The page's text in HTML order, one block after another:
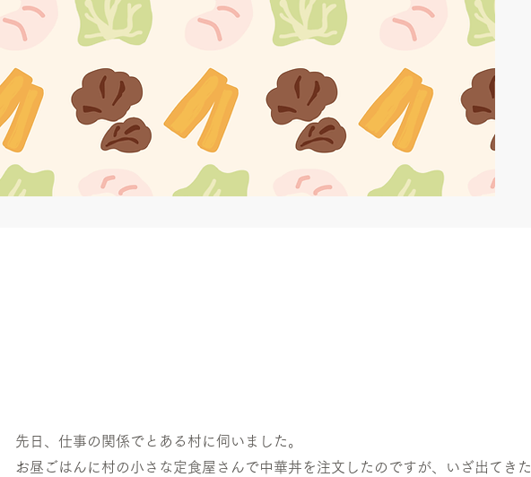
先日、仕事の関係でとある村に伺いました。
お昼ごはんに村の小さな定食屋さんで中華丼を注文したのですが、いざ出てきた